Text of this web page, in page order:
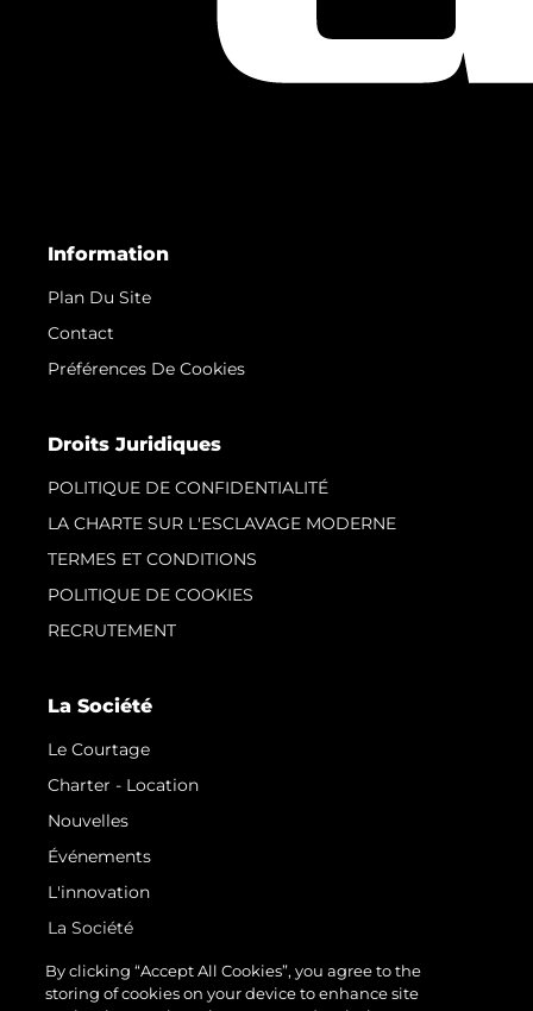
Information
Plan Du Site
Contact
Préférences De Cookies
Droits Juridiques
POLITIQUE DE CONFIDENTIALITÉ
LA CHARTE SUR L'ESCLAVAGE MODERNE
TERMES ET CONDITIONS
POLITIQUE DE COOKIES
RECRUTEMENT
La Société
Le Courtage
Charter - Location
Nouvelles
Événements
L'innovation
La Société
Notre Équipe
Style De Vie
By clicking “Accept All Cookies”, you agree to the
storing of cookies on your device to enhance site